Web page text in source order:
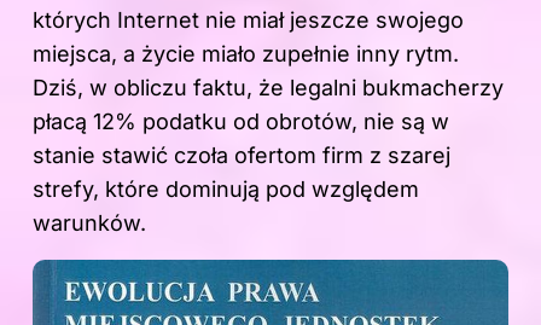
których Internet nie miał jeszcze swojego
miejsca, a życie miało zupełnie inny rytm.
Dziś, w obliczu faktu, że legalni bukmacherzy
płacą 12% podatku od obrotów, nie są w
stanie stawić czoła ofertom firm z szarej
strefy, które dominują pod względem
warunków.